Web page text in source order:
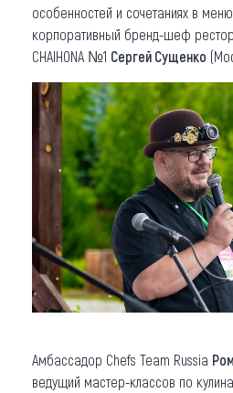
особенностей и сочетаниях в
корпоративный бренд-шеф
CHAIHONA №1 Сергей Сущенко
Амбассадор Chefs Team Russia
ведущий мастер-классов по